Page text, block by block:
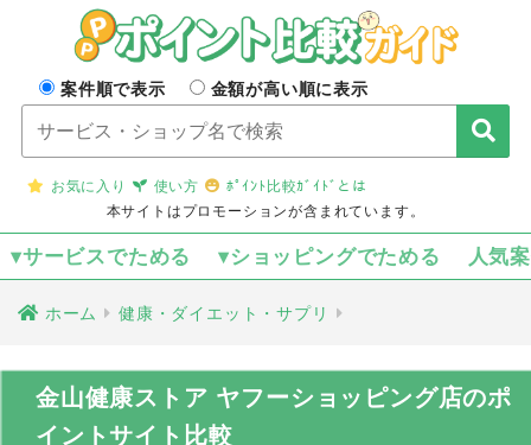
案件順で表示 金額が高い順に表示
お気に入り 使い方
ﾎﾟｲﾝﾄ比較ｶﾞｲﾄﾞとは
本サイトはプロモーションが含まれています。
▾サービスでためる ▾ショッピングでためる 人気
ホーム 健康・ダイエット・サプリ
金山健康ストア ヤフーショッピング店のポ
イントサイト比較